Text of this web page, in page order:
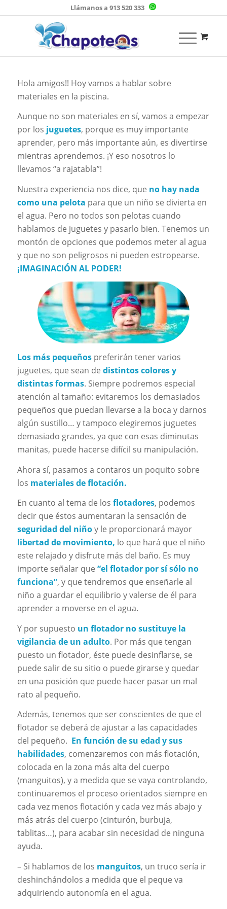
Llámanos a 913 520 333
Hola amigos!! Hoy vamos a hablar sobre
materiales en la piscina.
Aunque no son materiales en sí, vamos a empezar
por los juguetes, porque es muy importante
aprender, pero más importante aún, es divertirse
mientras aprendemos. ¡Y eso nosotros lo
llevamos “a rajatabla”!
Nuestra experiencia nos dice, que no hay nada
como una pelota para que un niño se divierta en
el agua. Pero no todos son pelotas cuando
hablamos de juguetes y pasarlo bien. Tenemos un
montón de opciones que podemos meter al agua
y que no son peligrosos ni pueden estropearse.
¡IMAGINACIÓN AL PODER!
Los más pequeñospreferirán tener varios
juguetes, que sean de distintos colores y
distintas formas. Siempre podremos especial
atención al tamaño: evitaremos los demasiados
pequeños que puedan llevarse a la boca y darnos
algún sustillo… y tampoco elegiremos juguetes
demasiado grandes, ya que con esas diminutas
manitas, puede hacerse difícil su manipulación.
Ahora sí, pasamos a contaros un poquito sobre
los materiales de flotación.
En cuanto al tema de los flotadores, podemos
decir que éstos aumentaran la sensación de
seguridad del niñoy le proporcionará mayor
libertad de movimiento, lo que hará que el niño
este relajado y disfrute más del baño. Es muy
importe señalar que “el flotador por sí sólo no
funciona”, y que tendremos que enseñarle al
niño a guardar el equilibrio y valerse de él para
aprender a moverse en el agua.
Y por supuesto un flotador no sustituye la
vigilancia de un adulto. Por más que tengan
puesto un flotador, éste puede desinflarse, se
puede salir de su sitio o puede girarse y quedar
en una posición que puede hacer pasar un mal
rato al pequeño.
Además, tenemos que ser conscientes de que el
flotador se deberá de ajustar a las capacidades
del pequeño. En función de su edad y sus
habilidades, comenzaremos con más flotación,
colocada en la zona más alta del cuerpo
(manguitos), y a medida que se vaya controlando,
continuaremos el proceso orientados siempre en
cada vez menos flotación y cada vez más abajo y
más atrás del cuerpo (cinturón, burbuja,
tablitas…), para acabar sin necesidad de ninguna
ayuda.
– Si hablamos de los manguitos, un truco sería ir
deshinchándolos a medida que el peque va
adquiriendo autonomía en el agua.